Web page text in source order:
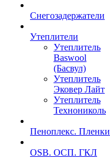
Снегозадержатели
Утеплители
Утеплитель
Baswool
(Басвул)
Утеплитель
Эковер Лайт
Утеплитель
Технониколь
Пеноплекс. Пленки
OSB. ОСП. ГКЛ